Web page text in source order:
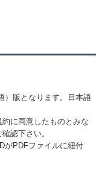
）版となります。日本語
に同意したものとみな
認下さい。
がPDFファイルに紐付